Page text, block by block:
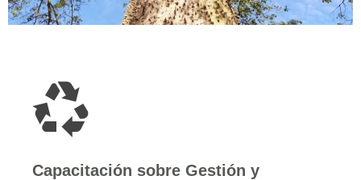
Capacitación sobre Gestión y